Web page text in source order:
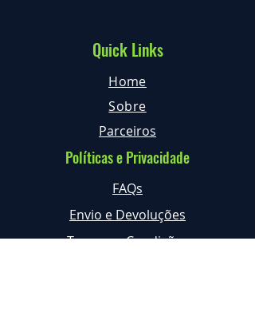
Quick Links
Home
Sobre
Parceiros
Políticas e Privacidade
FAQs
Envio e Devoluções
Termos e Condições